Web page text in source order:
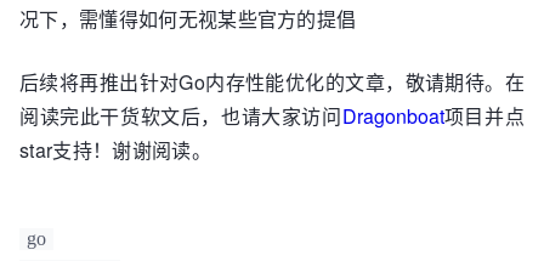
况下，需懂得如何无视某些官方的提倡
后续将再推出针对Go内存性能优化的文章，敬请期待。在
阅读完此干货软文后，也请大家访问Dragonboat项目并点
star支持！谢谢阅读。
go